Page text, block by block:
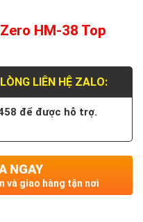
HM-38 Top
LIÊN HỆ ZALO:
để được hỗ trợ.
NGAY
và giao hàng tận nơi